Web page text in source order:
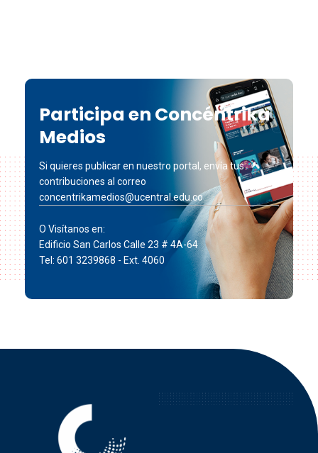
Participa en Concéntrika
Medios
Si quieres publicar en nuestro portal, envía tus
contribuciones al correo
concentrikamedios@ucentral.edu.co
O Visítanos en:
Edificio San Carlos Calle 23 # 4A-64
Tel: 601 3239868 - Ext. 4060